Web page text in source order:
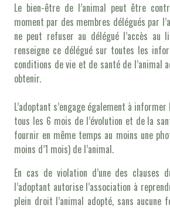
Le bien-être de l’animal peut être
moment par des membres délégués par
ne peut refuser au délégué l’accès au
renseigne ce délégué sur toutes les
conditions de vie et de santé de l’animal
obtenir.
L’adoptant s’engage également à
tous les 6 mois de l’évolution et de la
fournir en même temps au moins une
moins d’1 mois) de l’animal.
En cas de violation d’une des clauses
l’adoptant autorise l’association à
plein droit l’animal adopté, sans